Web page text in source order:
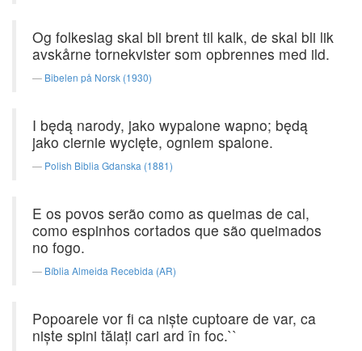
Og folkeslag skal bli brent til kalk, de skal bli lik
avskårne tornekvister som opbrennes med ild.
Bibelen på Norsk (1930)
I będą narody, jako wypalone wapno; będą
jako ciernie wycięte, ogniem spalone.
Polish Biblia Gdanska (1881)
E os povos serão como as queimas de cal,
como espinhos cortados que são queimados
no fogo.
Bíblia Almeida Recebida (AR)
Popoarele vor fi ca nişte cuptoare de var, ca
nişte spini tăiaţi cari ard în foc.``